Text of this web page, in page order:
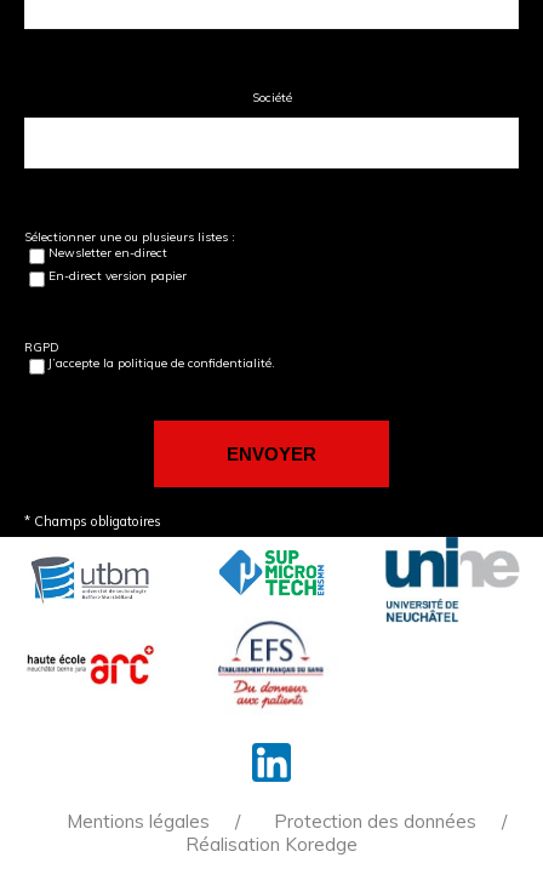
Société
Sélectionner une ou plusieurs listes :
Newsletter en-direct
En-direct version papier
RGPD
J’accepte la politique de confidentialité.
* Champs obligatoires
Mentions légales
Protection des données
Réalisation Koredge